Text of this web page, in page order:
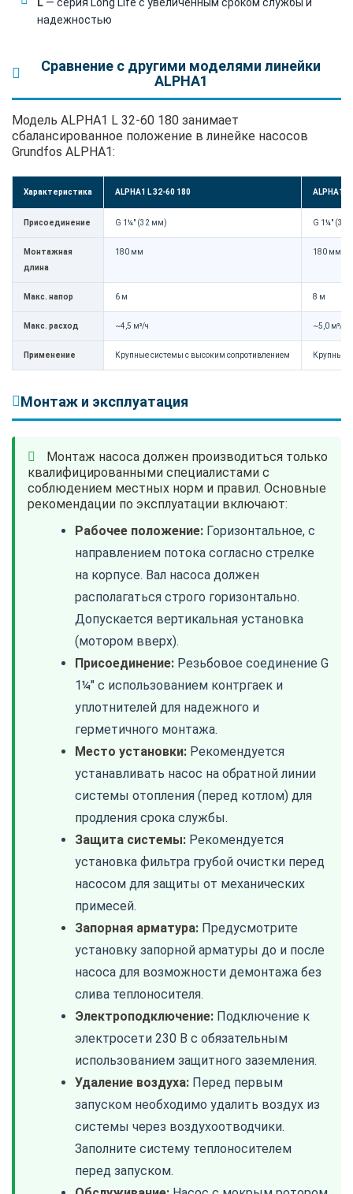
надежностью
Сравнение с другими моделями линейки
ALPHA1
Модель ALPHA1 L 32-60 180 занимает
сбалансированное положение в линейке насосов
Grundfos ALPHA1:
Характеристика ALPHA1 L 32-60 180 ALPHA1
Присоединение G 1¼" (32 мм) G 1¼" (32
Монтажная
длина
180 мм 180 мм
Макс. напор 6 м 8 м
Макс. расход ~4,5 м³/ч ~5,0 м³/ч
Применение Крупные системы с высоким сопротивлением Крупные
Монтаж и эксплуатация
Монтаж насоса должен производиться только
квалифицированными специалистами с
соблюдением местных норм и правил. Основные
рекомендации по эксплуатации включают:
Рабочее положение: Горизонтальное, с
направлением потока согласно стрелке
на корпусе. Вал насоса должен
располагаться строго горизонтально.
Допускается вертикальная установка
(мотором вверх).
Присоединение: Резьбовое соединение G
1¼" с использованием контргаек и
уплотнителей для надежного и
герметичного монтажа.
Место установки: Рекомендуется
устанавливать насос на обратной линии
системы отопления (перед котлом) для
продления срока службы.
Защита системы: Рекомендуется
установка фильтра грубой очистки перед
насосом для защиты от механических
примесей.
Запорная арматура: Предусмотрите
установку запорной арматуры до и после
насоса для возможности демонтажа без
слива теплоносителя.
Электроподключение: Подключение к
электросети 230 В с обязательным
использованием защитного заземления.
Удаление воздуха: Перед первым
запуском необходимо удалить воздух из
системы через воздухоотводчики.
Заполните систему теплоносителем
перед запуском.